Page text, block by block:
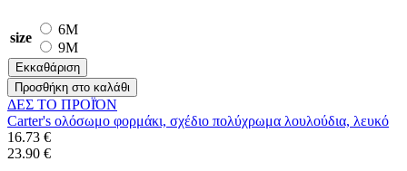
size
6M
9M
Εκκαθάριση
Προσθήκη στο καλάθι
ΔΕΣ ΤO ΠΡΟΪΌΝ
Carter's ολόσωμο φορμάκι, σχέδιο πολύχρωμα λουλούδια, λευκό
16.73 €
23.90 €